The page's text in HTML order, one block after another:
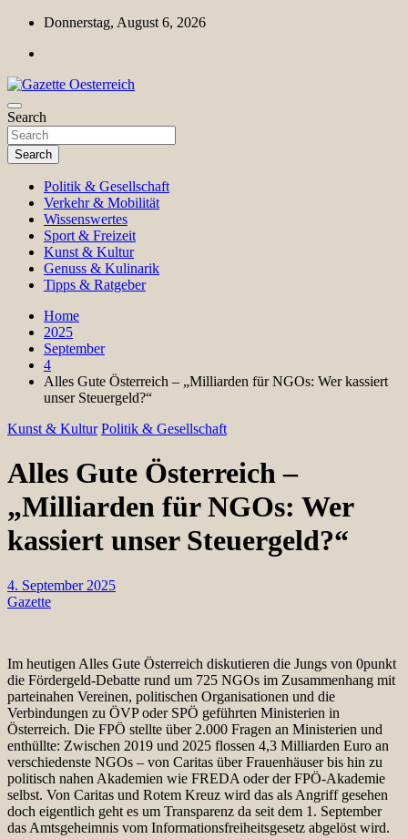
Skip
content
Donnerstag, August 6, 2026
Gazette Oesterreich
Magazin für Freizeit, Politik, Kultur & Wissenschaft
Search
Search
Politik & Gesellschaft
Verkehr & Mobilität
Wissenswertes
Sport & Freizeit
Kunst & Kultur
Genuss & Kulinarik
Tipps & Ratgeber
Home
2025
September
4
Alles Gute Österreich – „Milliarden für NGOs: Wer kassiert
unser Steuergeld?“
Kunst & Kultur Politik & Gesellschaft
Alles Gute Österreich –
„Milliarden für NGOs: Wer
kassiert unser Steuergeld?“
4. September 2025
Gazette
Im heutigen Alles Gute Österreich diskutieren die Jungs von 0punkt
die Fördergeld-Debatte rund um 725 NGOs im Zusammenhang mit
parteinahen Vereinen, politischen Organisationen und die
Verbindungen zu ÖVP oder SPÖ geführten Ministerien in
Österreich. Die FPÖ stellte über 2.000 Fragen an Ministerien und
enthüllte: Zwischen 2019 und 2025 flossen 4,3 Milliarden Euro an
verschiedenste NGOs – von Caritas über Frauenhäuser bis hin zu
politisch nahen Akademien wie FREDA oder der FPÖ-Akademie
selbst. Von Caritas und Rotem Kreuz wird das als Angriff gesehen
doch eigentlich geht es um Transparenz da seit dem 1. September
das Amtsgeheimnis vom Informationsfreiheitsgesetz abgelöst wird.